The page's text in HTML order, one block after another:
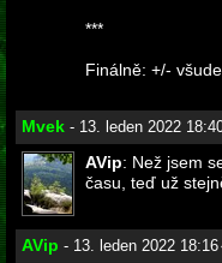
***
Finálně: +/-
Mvek - 13. leden 2022
AVip: Než jsem
času, teď už
AVip - 13. leden 2022 18:16